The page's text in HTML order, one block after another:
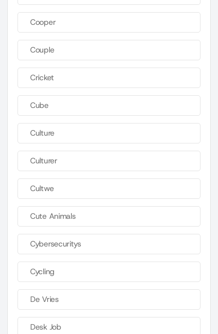
Cooper
Couple
Cricket
Cube
Culture
Culturer
Cultwe
Cute Animals
Cybersecuritys
Cycling
De Vries
Desk Job